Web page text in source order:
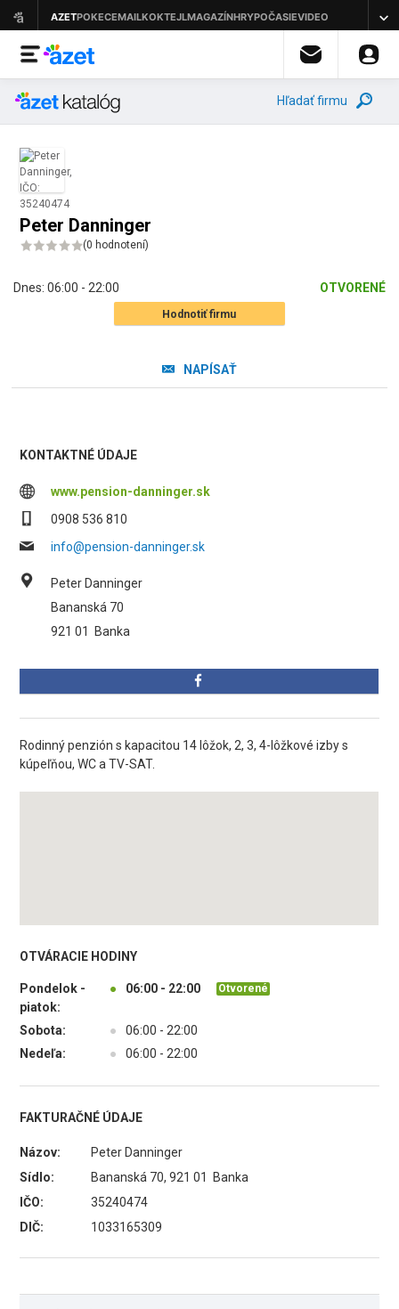
Hľadať firmu
Peter Danninger
(0 hodnotení)
Dnes: 06:00 - 22:00 OTVORENÉ
Hodnotiť firmu
NAPÍSAŤ
KONTAKTNÉ ÚDAJE
www.pension-danninger.sk
0908 536 810
info@pension-danninger.sk
Peter Danninger
Bananská 70
921 01
Banka
Rodinný penzión s kapacitou 14 lôžok, 2, 3, 4-lôžkové izby s
kúpeľňou, WC a TV-SAT.
OTVÁRACIE HODINY
Pondelok -
piatok:
● 06:00 - 22:00 Otvorené
Sobota: ●
06:00 - 22:00
Nedeľa:
● 06:00 - 22:00
FAKTURAČNÉ ÚDAJE
Názov:
Peter Danninger
Sídlo:
Bananská 70, 921 01 Banka
IČO:
35240474
DIČ:
1033165309